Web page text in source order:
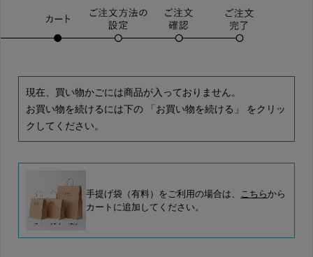
現在、買い物かごには商品が入っておりません。
お買い物を続けるには下の 「お買い物を続ける」 をクリッ
クしてください。
手提げ袋（有料）をご利用の場合は、 こちらから
カートに追加してください。